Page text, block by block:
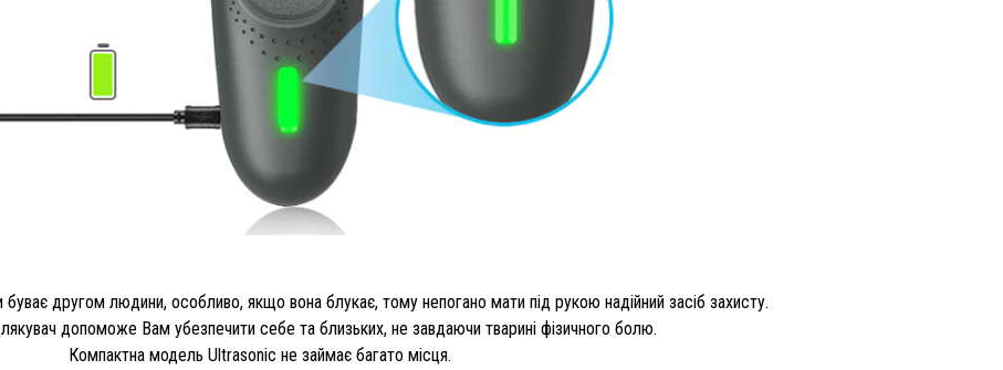
другом людини, особливо, якщо вона блукає, тому непогано мати під рукою надійний засіб захисту.
допоможе Вам убезпечити себе та близьких, не завдаючи тварині фізичного болю.
Компактна модель Ultrasonic не займає багато місця.